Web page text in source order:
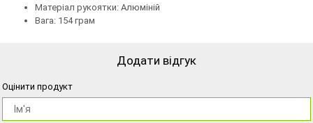
Матеріал рукоятки: Алюміній
Вага: 154 грам
Додати відгук
Оцінити продукт